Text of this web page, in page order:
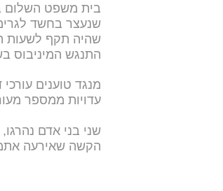
בית משפט השלום
שנעצר בחשד
שהיה תקף לשעות
התנגש המיניבוס
מנגד טוענים
עדויות ממספר
הקשה שאירעה